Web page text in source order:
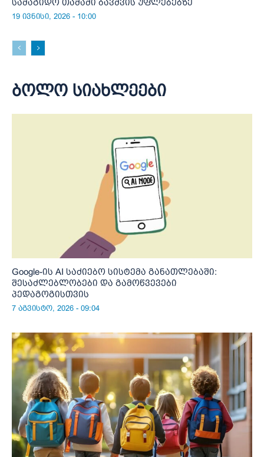
სამაგიდო თამაში ბავშვის უფლებებზე
19 ივნისი, 2026 - 10:00
ბოლო სიახლეები
Google-ის AI საძიებო სისტემა განათლებაში:
შესაძლებლობები და გამოწვევები
პედაგოგისთვის
7 აგვისტო, 2026 - 09:04